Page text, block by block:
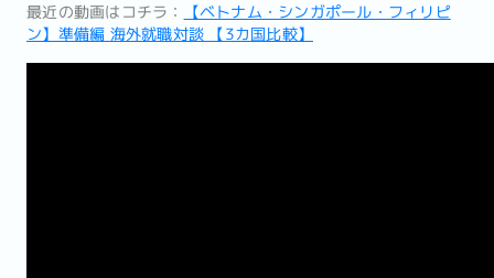
最近の動画はコチラ：
【ベトナム・シンガポール・フィリピ
ン】準備編 海外就職対談 【3カ国比較】